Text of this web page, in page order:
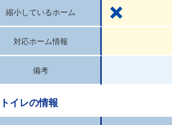
縮小しているホーム
対応ホーム情報
備考
トイレの情報